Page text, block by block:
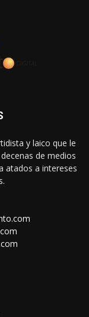
y laico que le
de medios
atados a intereses